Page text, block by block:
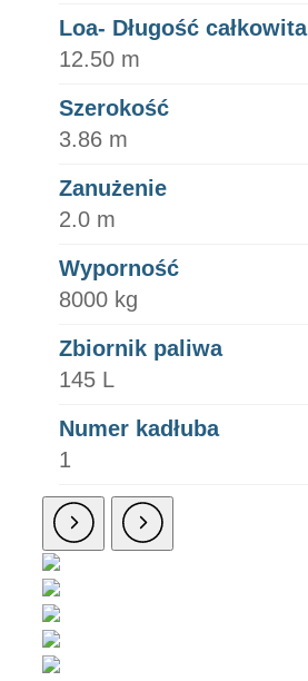
Loa- Długość całkowita
12.50 m
Szerokość
3.86 m
Zanużenie
2.0 m
Wyporność
8000 kg
Zbiornik paliwa
145 L
Numer kadłuba
1